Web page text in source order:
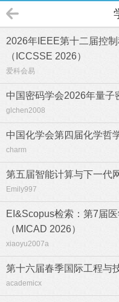
2026年IEEE第十二届控
（ICCSSE 2026）
爱科会易
中国密码学会2026年量子
glchen2008
中国化学会第四届化学哲
charm
第五届智能计算与下一代
Emily997
EI&Scopus检索：第7届
（MICAD 2026）
xiaoyu2007a
第十六届春季国际工程与
academicx